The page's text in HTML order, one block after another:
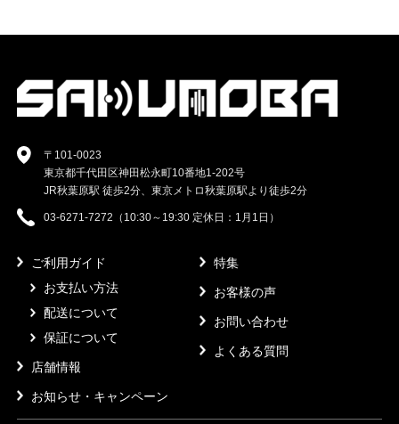
〒101-0023
東京都千代田区神田松永町10番地1-202号
JR秋葉原駅 徒歩2分、東京メトロ秋葉原駅より徒歩2分
03-6271-7272（10:30～19:30 定休日：1月1日）
ご利用ガイド
お支払い方法
配送について
保証について
店舗情報
お知らせ・キャンペーン
特集
お客様の声
お問い合わせ
よくある質問